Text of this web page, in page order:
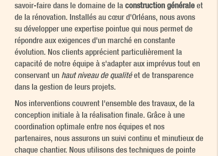
savoir-faire dans le domaine de la construction générale et
de la rénovation. Installés au cœur d'Orléans, nous avons
su développer une expertise pointue qui nous permet de
répondre aux exigences d'un marché en constante
évolution. Nos clients apprécient particulièrement la
capacité de notre équipe à s'adapter aux imprévus tout en
conservant un haut niveau de qualitéet de transparence
dans la gestion de leurs projets.
Nos interventions couvrent l'ensemble des travaux, de la
conception initiale à la réalisation finale. Grâce à une
coordination optimale entre nos équipes et nos
partenaires, nous assurons un suivi continu et minutieux de
chaque chantier. Nous utilisons des techniques de pointe